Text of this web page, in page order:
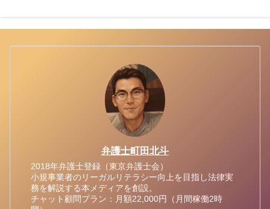
弁護士町田北斗
2018年弁護士登録（東京弁護士会）
小規事業者のリーガルリテラシー向上を目指し法律実
務を解説する本メディアを創設。
チャット顧問プラン：月額22,000円（月間稼働2時